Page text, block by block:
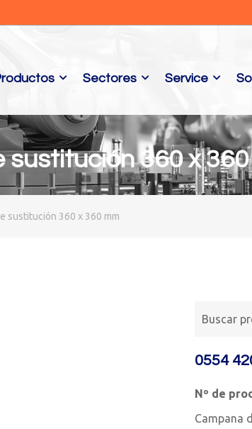
Sectores Service
360 x
sustitución 360 x 360 mm
0554
Nº de
Campana